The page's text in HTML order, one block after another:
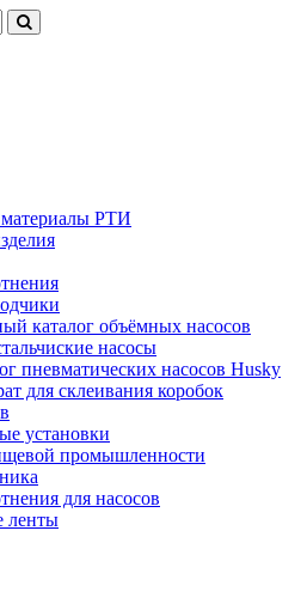
РТИ
каталог объёмных насосов
насосы
пневматических насосов Husky
для склеивания коробок
установки
промышленности
для насосов
ленты